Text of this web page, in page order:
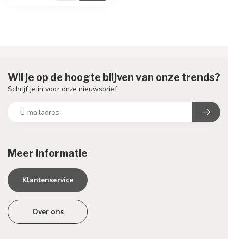
Meer informatie
Klantenservice
Over ons
Wil je op de hoogte blijven van onze trends?
Schrijf je in voor onze nieuwsbrief